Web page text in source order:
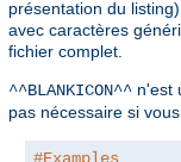
présentation du
avec caractères
fichier complet.
^^BLANKICON^^ n'est
pas nécessaire si